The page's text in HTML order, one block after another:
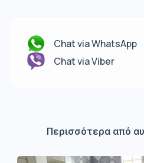
Chat via WhatsApp
Chat via Viber
Περισσότερα από